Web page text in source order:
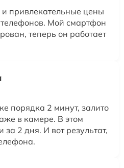
привлекательные цены
Мой смартфон
теперь он работает
порядка 2 минут, залито
в камере. В этом
за 2 дня. И вот результат,